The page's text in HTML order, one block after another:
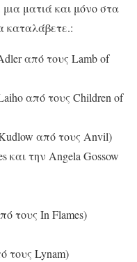
ματιά και μόνο στα
καταλάβετε.:
από τους Lamb of
από τους Children of
από τους Anvil)
και την Angela Gossow
τους In Flames)
τους Lynam)